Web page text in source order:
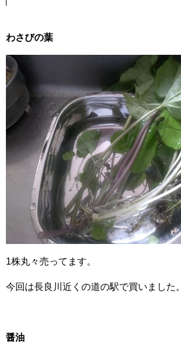
わさびの葉
1株丸々売ってます。
今回は長良川近くの道の駅で買いました。
醤油